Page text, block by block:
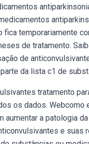
temporariamente
de tratamento.
de
da lista c1 de
tratamento
os dados.
a patologia
e